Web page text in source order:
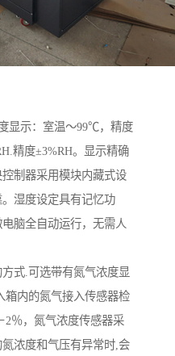
显示：室温～99℃，精度
精度±3%RH。显示精确
制器采用模块内藏式设
湿度设定具有记忆功
脑全自动运行，无需人
式.可选带有氮气浓度显
箱内的氮气接入传感器检
2％，氮气浓度传感器采
浓度和气压有异常时,会